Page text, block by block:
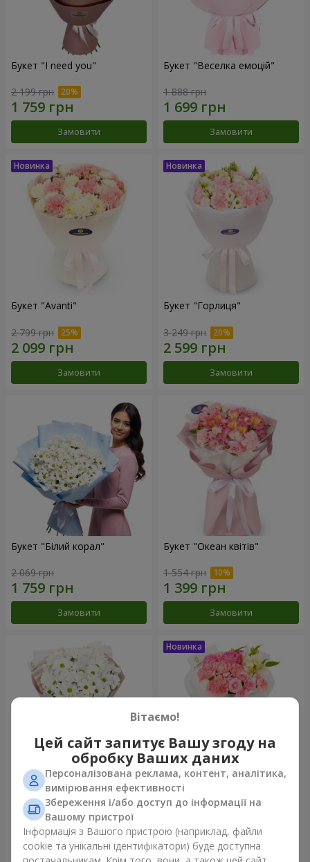
Букет "I need you"
2 199 грн
Замовити
Букет "Веселка емоцій"
1 888 грн
Замовити
Букет "Avanti"
2 799 грн
Замовити
Букет "Горлиця"
3 249 грн
Замовити
Букет "Білий корал"
2 069 грн
Замовити
Букет "Океан квітів"
1 554 грн
Замовити
Букет "White happiness"
1 110 грн
Замовити
Букет "Рожевий зефір"
Замовити
Вітаємо!
Цей сайт запитує Вашу згоду на
обробку Ваших даних
Персоналізована реклама, контент, аналітика,
вимірювання ефективності
Збереження і/або доступ до інформації на
Вашому пристрої
Інформація з Вашого пристрою (наприклад, файли
cookie та унікальні ідентифікатори) буде доступна